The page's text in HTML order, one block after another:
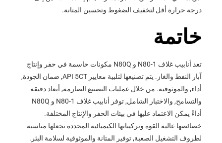
درجة حرارة أقل لتخفيف الضغوط وتحسين المتانة.
خاتمة
تعد أنابيب غلاف N80-1 و N80Q مكونات حاسمة في حفر وإنتاج
آبار النفط والغاز. يتم تصنيعها لتلبية معايير API 5CT, ضمان الجودة,
أداء, والموثوقية. من خلال عمليات التصنيع الصارمة, أبعاد دقيقة
والتسامح, والاختبار الشامل, توفر أنابيب غلاف N80-1 و N80Q
أداءً يمكن الاعتماد عليها في بيئات الحفر والإنتاج المختلفة.
خصائصها عالية القوة وتركيباتها الكيميائية المحددة تجعلها مناسبة
لظروف التشغيل الصعبة, توفير المتانة والموثوقية لسلامة البئر.